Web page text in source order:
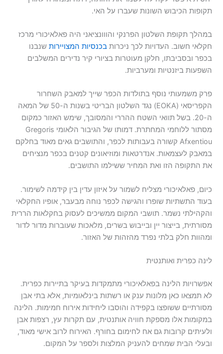
תקופות הכיבוש השונות שעברו על האי.
במהלך תקופת השלטון הפרנקי והווונציאני היה פאלאיכורי מרכז
חקלאי חשוב. העדויות לכך ניכרותבכנסיות המצויירות שנבנו
בכפר ובסביבתו, חלקן מעוטרות בציורי קיר נדירים המשלבים
השפעות ביזנטיות ומערביות.
פרק משמעותי נוסף בתולדות הכפר שייך למאבק השחרור
הקפריסאי (EOKA) נגד השלטון הבריטי בשנות ה-50 של המאה
ה-20. בשל תוואי השטח ההררי והמסובך, שימש האזור כמקום
מסתור ללוחמי המחתרת. דמותו של הגיבור הלאומי Gregoris
Afxentiou קשורה בעבותות לכפר, והתושבים גאים מאוד בחלקם
במאבק לעצמאות. אנדרטאות ומוזיאונים קטנים בכפר מנציחים
את התקופה הזו ואת המחיר ששילמו התושבים.
כיום, פאלאיכורי מצליח לשמור על איזון עדין בין קידמה לשימור.
בעוד התשתיות שופרו והגישה לכפר נוחה מבעבר, אופיו החקלאי
והקהילתי נשמר. תושבי המקום ממשיכים לעסוק בחקלאות הררית
מסורתית, בייצור יין ובייבוש בשרים, מלאכות שעוברות מדור לדור
ומהוות חלק בלתי נפרד מהזהות של האזור.
לינה כפרית ואותנטית
אפשרויות הלינה בפאלאיכורי מתמקדות בעיקר בתיירות כפרית.
לא תמצאו כאן מלונות ענק או רשתות בינלאומיות, אלא בתי אבן
מסורתיים ששופצו בקפידה והוסבו ליחידות אירוח חמימות. הלינה
במקומות אלו מספקת חוויה אותנטית, עם תקרות עץ, רצפות אבן
ולעיתים קרובות גם אח לחימום בחורף. האירוח לרוב אישי מאוד,
ובעלי הבית שמחים להעניק המלצות ולספר על המקום.